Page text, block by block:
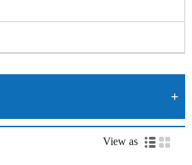
View as